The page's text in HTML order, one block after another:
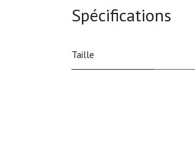
Spécifications
Taille